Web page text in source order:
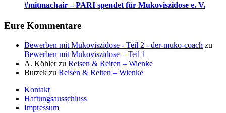
#mitmachair – PARI spendet für Mukoviszidose e. V.
Eure Kommentare
Bewerben mit Mukoviszidose - Teil 2 - der-muko-coach zu
Bewerben mit Mukoviszidose – Teil 1
A. Köhlerzu Reisen & Reiten – Wienke
Butzek zu Reisen & Reiten – Wienke
Kontakt
Haftungsausschluss
Impressum